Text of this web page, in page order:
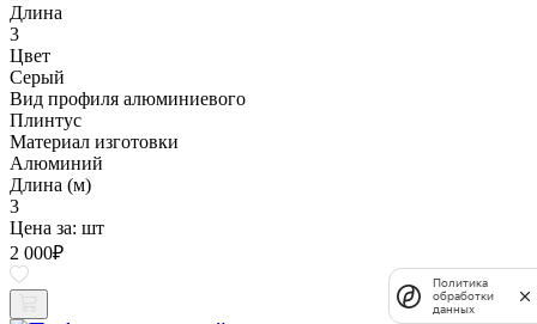
Длина
3
Цвет
Серый
Вид профиля алюминиевого
Плинтус
Материал изготовки
Алюминий
Длина (м)
3
Цена за: шт
2 000₽
Политика
обработки
данных